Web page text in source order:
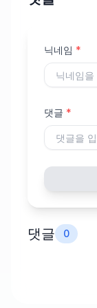
닉네임 *
댓글 *
댓글 0